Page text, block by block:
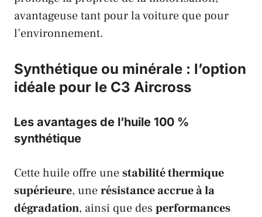
avantageuse tant pour la voiture que pour
l’environnement.
Synthétique ou minérale : l’option
idéale pour le C3 Aircross
Les avantages de l’huile 100 %
synthétique
Cette huile offre unestabilité thermique
supérieure, unerésistance accrue à la
dégradation, ainsi que des performances